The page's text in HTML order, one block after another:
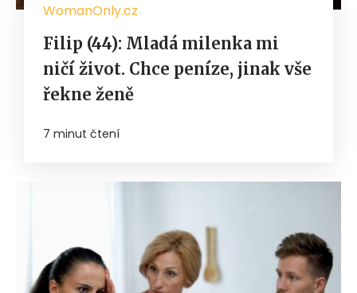
WomanOnly.cz
Filip (44): Mladá milenka mi
ničí život. Chce peníze, jinak vše
řekne ženě
7 minut čtení